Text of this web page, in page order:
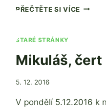
PŘEČTĚTE SI VÍCE
MŠ
STARÉ STRÁNKY
Mikuláš, čert
Od
5. 12. 2016
V pondělí 5.12.2016 k